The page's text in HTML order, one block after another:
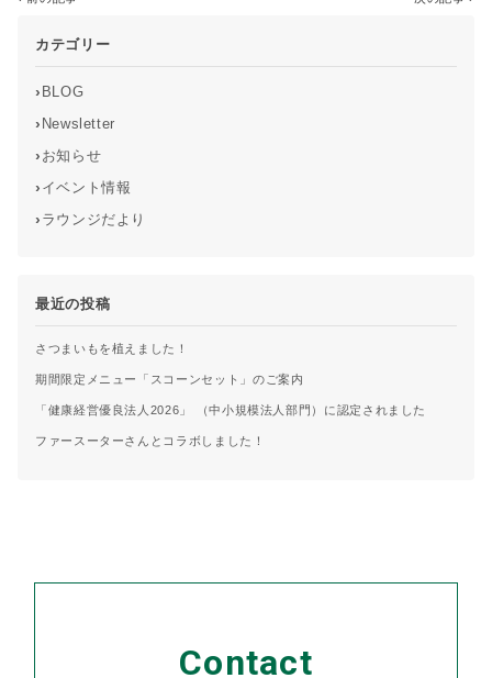
カテゴリー
› BLOG
› Newsletter
› お知らせ
› イベント情報
› ラウンジだより
最近の投稿
さつまいもを植えました！
期間限定メニュー「スコーンセット」のご案内
「健康経営優良法人2026」 （中小規模法人部門）に認定されました
ファースーターさんとコラボしました！
Contact